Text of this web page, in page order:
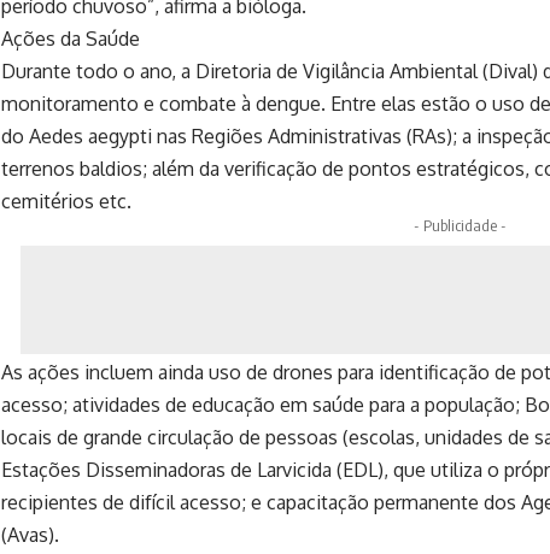
período chuvoso”, afirma a bióloga.
Ações da Saúde
Durante todo o ano, a Diretoria de Vigilância Ambiental (Dival)
monitoramento e combate à dengue. Entre elas estão o uso
do Aedes aegypti nas Regiões Administrativas (RAs); a
terrenos baldios; além da verificação de pontos estratégicos,
cemitérios etc.
- Publicidade -
As ações incluem ainda uso de drones para identificação de
acesso; atividades de educação em saúde para a população;
locais de grande circulação de pessoas (escolas, unidades de
Estações Disseminadoras de Larvicida (EDL), que utiliza o
recipientes de difícil acesso; e capacitação permanente dos
(Avas).